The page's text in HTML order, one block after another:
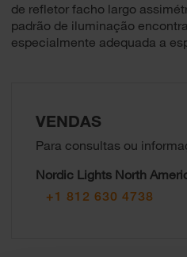
de refletor facho largo
padrão de iluminação
especialmente adequada a
VENDAS
Para consultas ou
Nordic Lights North
+1 812 630 4738